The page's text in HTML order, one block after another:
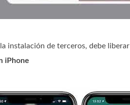
instalación de terceros, debe
iPhone